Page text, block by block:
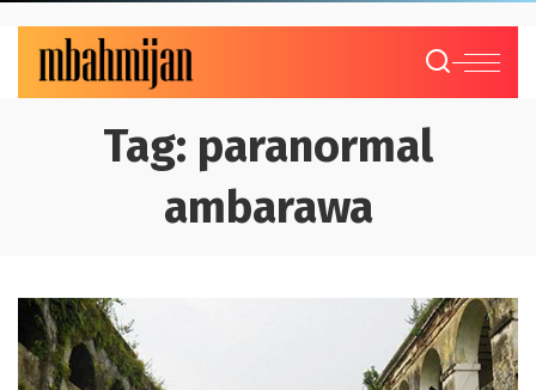
Tag: paranormal
ambarawa